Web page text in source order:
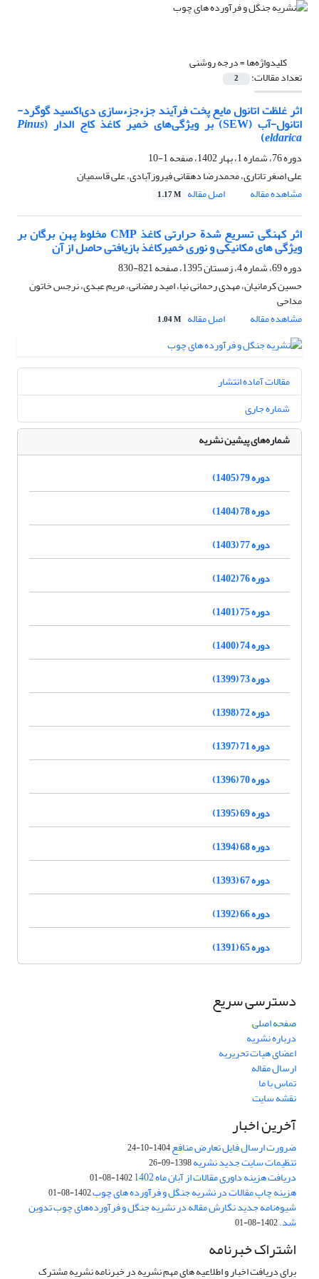
کلیدواژه‌ها =درجه روشنی
تعداد مقالات: 2
اثر غلظت اتانول مایع پخت فرآیند جزءجزءسازی دی‌اکسید گوگرد-
اتانول-آب (SEW) بر ویژگی‌های خمیر کاغذ کاج الدار ( Pinus
eldarica
)
دوره 76، شماره 1، بهار 1402، صفحه
1-10
علی اصغر تاتاری، محمدرضا دهقانی فیروزآبادی، علی قاسمیان
مشاهده مقاله
اصل مقاله 1.17 M
اثر کهنگی تسریع شدة حرارتی کاغذ CMP مخلوط پهن برگان بر
ویژگی های مکانیکی و نوری خمیرکاغذ بازیافتی حاصل از آن
دوره 69، شماره 4، زمستان 1395، صفحه
821-830
حسین کرمانیان، مهدی رحمانی نیا، امید رمضانی، مریم عبدی، نرجس خاتون
مداحی
مشاهده مقاله
اصل مقاله 1.04 M
مقالات آماده انتشار
شماره جاری
شماره‌های پیشین نشریه
دوره 79 (1405)
دوره 78 (1404)
دوره 77 (1403)
دوره 76 (1402)
دوره 75 (1401)
دوره 74 (1400)
دوره 73 (1399)
دوره 72 (1398)
دوره 71 (1397)
دوره 70 (1396)
دوره 69 (1395)
دوره 68 (1394)
دوره 67 (1393)
دوره 66 (1392)
دوره 65 (1391)
دسترسی سریع
صفحه اصلی
درباره نشریه
اعضای هیات تحریریه
ارسال مقاله
تماس با ما
نقشه سایت
آخرین اخبار
ضرورت ارسال فایل تعارض منافع1404-10-24
تنظیمات سایت جدید نشریه1398-09-26
دریافت هزینه داوری مقالات از آبان ماه 1402 1402-08-01
هزینه چاپ مقالات در نشریه جنگل و فرآورده های چوب1402-08-01
شیوه‌نامه جدید نگارش مقاله در نشریه جنگل و فرآورده‌های چوب تدوین
شد.1402-08-01
اشتراک خبرنامه
برای دریافت اخبار و اطلاعیه های مهم نشریه در خبرنامه نشریه مشترک